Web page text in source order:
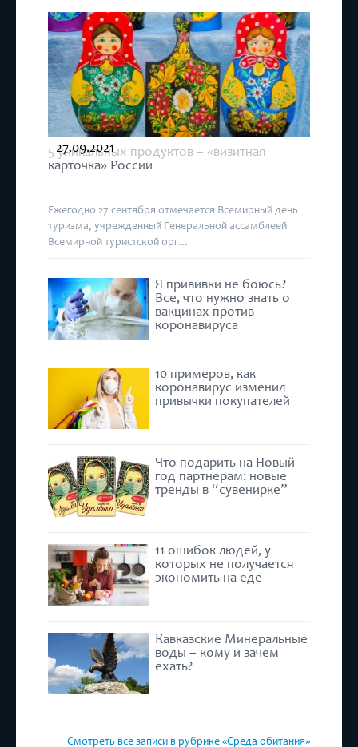
5 уникальных продуктов – «визитная
карточка» России
27.09.2021
Ежегодно 27 сентября отмечается Всемирный день
туризма, учрежденный Генеральной ассамблеей
Всемирной туристской орг...
Я прививки не боюсь?
Все, что нужно знать о
вакцинах против
коронавируса
10 примеров, как
коронавирус изменил
привычки покупателей
Что подарить на Новый
год партнерам: новые
тренды в “сувенирке”
11 ошибок людей, у
которых не получается
экономить на еде
Кавказские Минеральные
воды – кому и зачем
ехать?
Смотреть все записи в рубрике «Среда обитания»